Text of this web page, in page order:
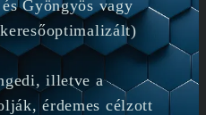
Gyöngyös vagy
illetve a
érdemes célzott